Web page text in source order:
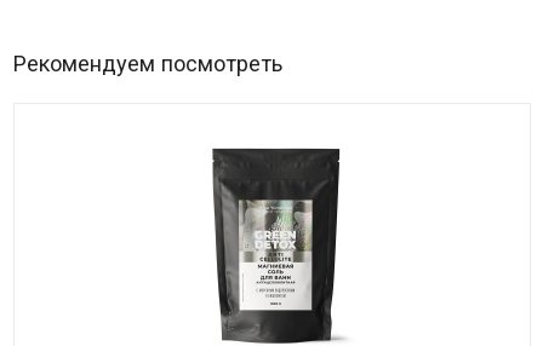
Рекомендуем посмотреть